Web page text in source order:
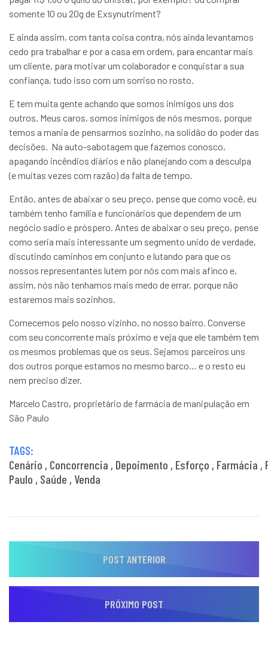
somente 10 ou 20g de Exsynutriment?
E ainda assim, com tanta coisa contra, nós ainda levantamos
cedo pra trabalhar e por a casa em ordem, para encantar mais
um cliente, para motivar um colaborador e conquistar a sua
confiança, tudo isso com um sorriso no rosto.
E tem muita gente achando que somos inimigos uns dos
outros. Meus caros, somos inimigos de nós mesmos, porque
temos a mania de pensarmos sozinho, na solidão do poder das
decisões. Na auto-sabotagem que fazemos conosco,
apagando incêndios diários e não planejando com a desculpa
(e muitas vezes com razão) da falta de tempo.
Então, antes de abaixar o seu preço, pense que como você, eu
também tenho família e funcionários que dependem de um
negócio sadio e próspero. Antes de abaixar o seu preço, pense
como seria mais interessante um segmento unido de verdade,
discutindo caminhos em conjunto e lutando para que os
nossos representantes lutem por nós com mais afinco e,
assim, nós não tenhamos mais medo de errar, porque não
estaremos mais sozinhos.
Comecemos pelo nosso vizinho, no nosso bairro. Converse
com seu concorrente mais próximo e veja que ele também tem
os mesmos problemas que os seus. Sejamos parceiros uns
dos outros porque estamos no mesmo barco… e o resto eu
nem preciso dizer.
Marcelo Castro, proprietário de farmácia de manipulação em
São Paulo
TAGS:
Cenário Concorrencia Depoimento Esforço Farmácia
Paulo Saúde Venda
POST ANTERIOR
PRÓXIMO POST